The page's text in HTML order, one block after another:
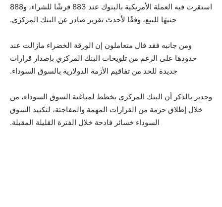
استقرت فيه العملة الأمريكية بالبنوك عند 883 قرشًا للشراء، و888
جنيهًا للبيع، وفقًا لأحدث تقرير صادر عن البنك المركزي.
ومن جانبه فقد قال متعاملون إن الورقة الخضراء مازالت عند
حدودها على الرغم من تلويحات البنك المركزي بإصدار قرارات
جديدة للحد من تفاقيم الأزمة الدولارية بالسوق السوداء.
وجدير بالذكر أن البنك المركزي يخطط لمباغتة السوق السوداء، من
خلال إطلاق حزمة من القرارات المهمة والمفاجئة، لتكبيد السوق
السوداء خسائر فادحة خلال الفترة القليلة المقبلة.